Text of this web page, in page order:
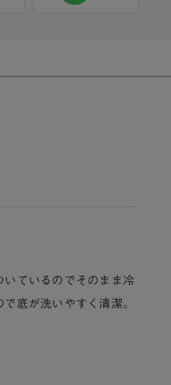
ているのでそのまま冷
底が洗いやすく清潔。